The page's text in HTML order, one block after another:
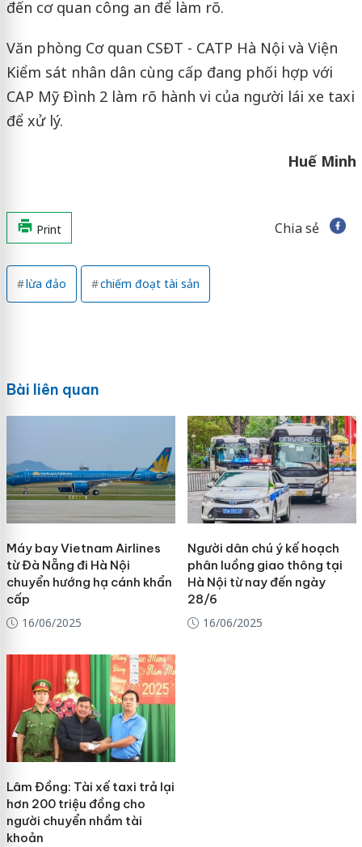
đến cơ quan công an để làm rõ.
Văn phòng Cơ quan CSĐT - CATP Hà Nội và Viện
Kiểm sát nhân dân cùng cấp đang phối hợp với
CAP Mỹ Đình 2 làm rõ hành vi của người lái xe taxi
để xử lý.
Huế Minh
Print Chia sẻ
lừa đảo chiếm đoạt tài sản
Bài liên quan
Máy bay Vietnam Airlines
từ Đà Nẵng đi Hà Nội
chuyển hướng hạ cánh khẩn
cấp
16/06/2025
Người dân chú ý kế hoạch
phân luồng giao thông tại
Hà Nội từ nay đến ngày
28/6
16/06/2025
Lâm Đồng: Tài xế taxi trả lại
hơn 200 triệu đồng cho
người chuyển nhầm tài
khoản